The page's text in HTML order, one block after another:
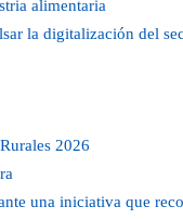
alimentaria
la digitalización del
2026
una iniciativa que